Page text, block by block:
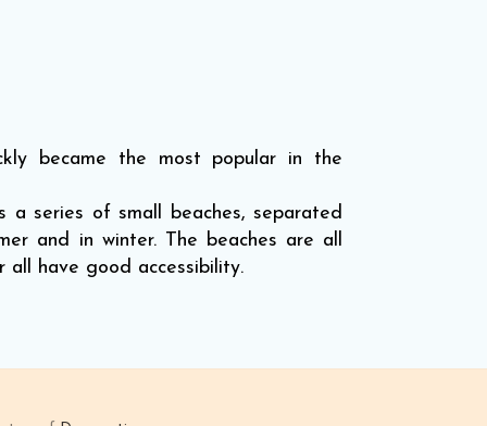
became the most popular in the
series of small beaches, separated
and in winter. The beaches are all
have good accessibility.